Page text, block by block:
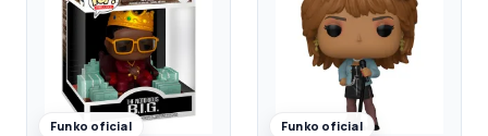
Funko oficial Funko oficial